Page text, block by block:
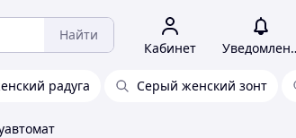
Найти
Кабинет
радуга Серый женский зонт